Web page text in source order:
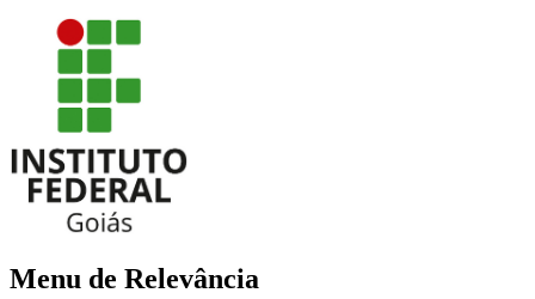
Menu de Relevância